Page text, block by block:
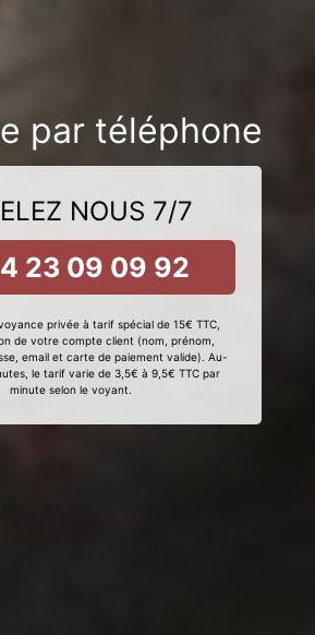
par téléphone
NOUS 7/7
23 09 09 92
privée à tarif spécial de 15€ TTC,
de votre compte client (nom, prénom,
email et carte de paiement valide). Au-
le tarif varie de 3,5€ à 9,5€ TTC par
minute selon le voyant.